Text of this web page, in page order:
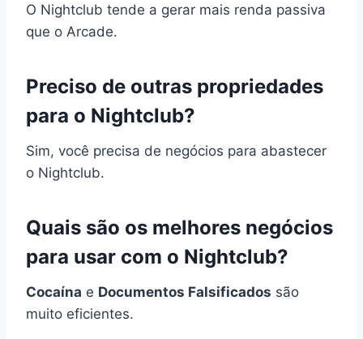
O Nightclub tende a gerar mais renda passiva
que o Arcade.
Preciso de outras propriedades
para o Nightclub?
Sim, você precisa de negócios para abastecer
o Nightclub.
Quais são os melhores negócios
para usar com o Nightclub?
Cocaína e Documentos Falsificados são
muito eficientes.